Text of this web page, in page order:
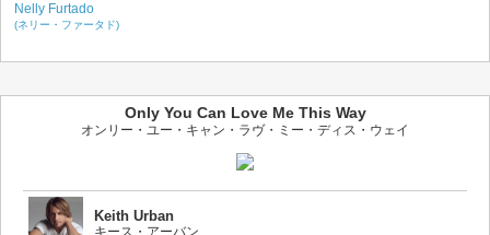
Nelly Furtado
(ネリー・ファータド)
Only You Can Love Me This Way
オンリー・ユー・キャン・ラヴ・ミー・ディス・ウェイ
Keith Urban
キース・アーバン